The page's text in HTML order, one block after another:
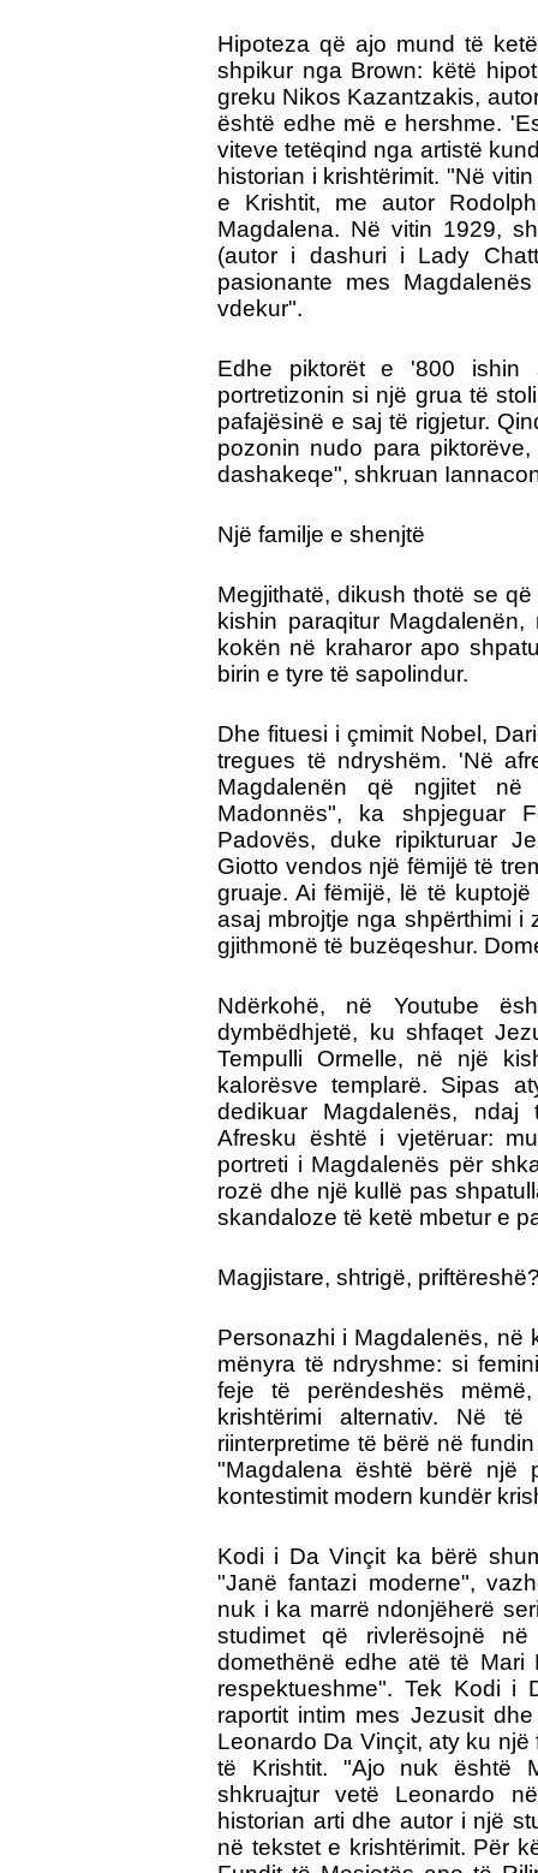
Hipoteza që ajo mund të
shpikur nga Brown: këtë
greku Nikos Kazantzakis,
është edhe më e hershme.
viteve tetëqind nga artistë
historian i krishtërimit. "Në
e Krishtit, me autor
Magdalena. Në vitin 1929,
(autor i dashuri i Lady
pasionante mes
vdekur".
Edhe piktorët e '800
portretizonin si një grua të
pafajësinë e saj të rigjetur.
pozonin nudo para
dashakeqe", shkruan
Një familje e shenjtë
Megjithatë, dikush thotë se
kishin paraqitur
kokën në kraharor apo
birin e tyre të sapolindur.
Dhe fituesi i çmimit Nobel,
tregues të ndryshëm. 'Në
Magdalenën që ngjitet
Madonnës", ka shpjeguar
Padovës, duke ripikturuar
Giotto vendos një fëmijë të
gruaje. Ai fëmijë, lë të
asaj mbrojtje nga shpërthimi i
gjithmonë të buzëqeshur.
Ndërkohë, në Youtube
dymbëdhjetë, ku shfaqet
Tempulli Ormelle, në një
kalorësve templarë. Sipas
dedikuar Magdalenës,
Afresku është i vjetëruar:
portreti i Magdalenës për
rozë dhe një kullë pas
skandaloze të ketë mbetur e
Magjistare, shtrigë,
Personazhi i Magdalenës, në
mënyra të ndryshme: si
feje të perëndeshës
krishtërimi alternativ. Në
riinterpretime të bërë në
"Magdalena është bërë një
kontestimit modern kundër
Kodi i Da Vinçit ka bërë
"Janë fantazi moderne",
nuk i ka marrë ndonjëherë
studimet që rivlerësojnë
domethënë edhe atë të Mari
respektueshme". Tek Kodi i
raportit intim mes Jezusit
Leonardo Da Vinçit, aty ku
të Krishtit. "Ajo nuk është
shkruajtur vetë Leonardo
historian arti dhe autor i një
në tekstet e krishtërimit. Për